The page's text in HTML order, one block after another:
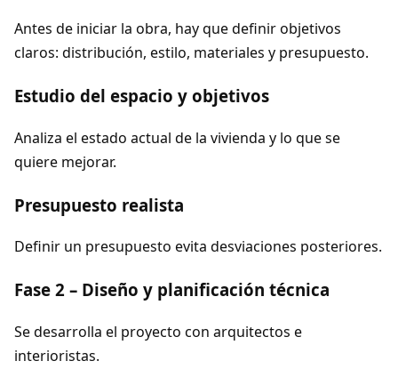
Antes de iniciar la obra, hay que definir objetivos
claros: distribución, estilo, materiales y presupuesto.
Estudio del espacio y objetivos
Analiza el estado actual de la vivienda y lo que se
quiere mejorar.
Presupuesto realista
Definir un presupuesto evita desviaciones posteriores.
Fase 2 – Diseño y planificación técnica
Se desarrolla el proyecto con arquitectos e
interioristas.